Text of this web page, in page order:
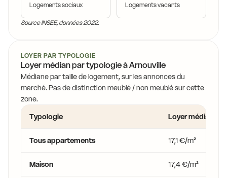
Logements sociaux Logements vacants
Source INSEE, données 2022.
LOYER PAR TYPOLOGIE
Loyer médian par typologie à Arnouville
Médiane par taille de logement, sur les annonces du
marché. Pas de distinction meublé / non meublé sur cette
zone.
Typologie
Loyer médian
Tous appartements 17,1 €/m²
Maison 17,4 €/m²